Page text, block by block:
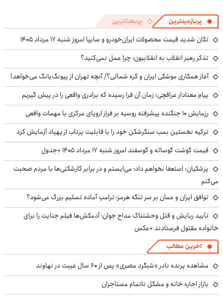
پربازدیدترین پربحث‌ترین
تکان شدید قیمت محصولات ایران‌خودرو و سایپا امروز شنبه ۱۷ مرداد ۱۴۰۵
تذکر رهبر انقلاب به انقلابیون؛ چرا عمل نمی‌کنید؟
آغاز همکاری موشکی ایران و کره شمالی؟/ آنچه تهران از پیونگ‌یانگ می‌خواهد!
پیام معنادار عراقچی: زمان آن فرا رسیده که برادری واقعی را در پیش گیریم
رزمایش ۱۰ جنگنده پیشرفته روسیه بر فراز اروپای مرکزی با مهمات واقعی
ترکیه نخستین بمب سنگرشکن خود را با قابلیت پرتاب از پهپاد آزمایش کرد
قیمت گوشت گوساله و گوسفند امروز شنبه ۱۷ مرداد ۱۴۰۵ +جدول
پزشکیان: استعفا نخواهم داد؛ می‌ایستم و در برابر کارشکنی‌ها با مردم صحبت
می‌کنم
توافق ایران و عمان بر سر تنگه هرمز؛ ترامپ آماده تسلیم بزرگ می‌شود؟
تأیید ربایش و قتل وحشتناک مداح جوان؛ آدمکش‌ها فیلم جنایت را برای
خانواده مقتول فرستادند +عکس
آخرین مطالب
مشاهده پرنده نادر «شبگرد مصری» پس از ۶۰ سال غیبت در نهاوند
بازار اجاره خانه و مشکل ناتمام مستاجران